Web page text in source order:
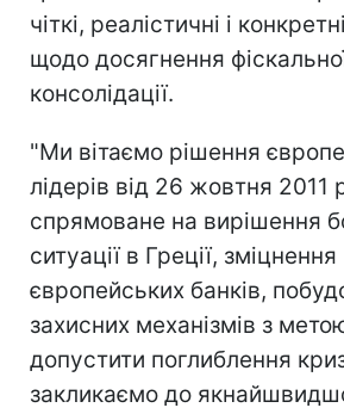
чіткі, реалістичні і
щодо досягнення
консолідації.
"Ми вітаємо рішення
лідерів від 26 жовтня 2011
спрямоване на вирішення
ситуації в Греції, зміцнення
європейських банків,
захисних механізмів з
допустити поглиблення
закликаємо до